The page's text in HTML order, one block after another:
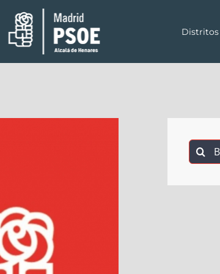
Distritos
Buscar: